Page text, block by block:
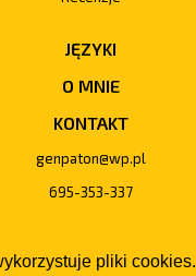
JĘZYKI
O MNIE
KONTAKT
genpaton@wp.pl
695-353-337
pliki cookies.